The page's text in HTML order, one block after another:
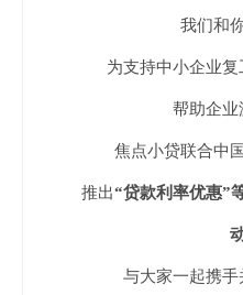
我们和
为支持中小企业复
帮助企业
焦点小贷联合中
推出“贷款利率优惠”
与大家一起携手